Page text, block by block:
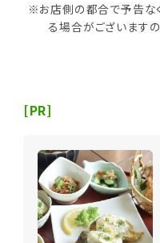
※お店側の都合で予告な
る場合がございます
[PR]